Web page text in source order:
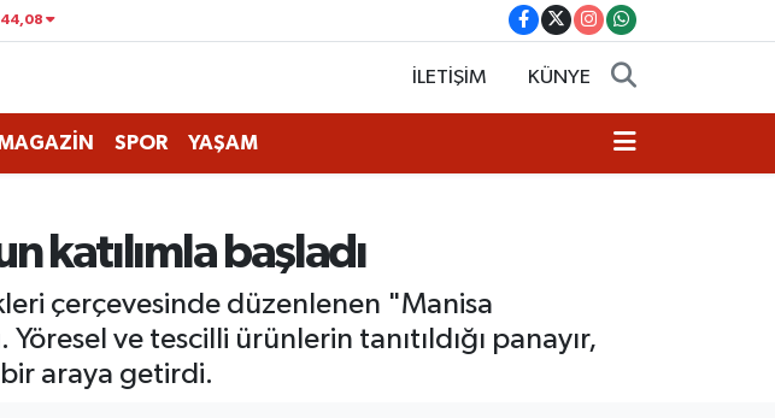
İLETİŞİM KÜNYE
SPOR YAŞAM
katılımla başladı
çerçevesinde düzenlenen "Manisa
ve tescilli ürünlerin tanıtıldığı panayır,
araya getirdi.